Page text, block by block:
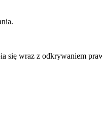
się wraz z odkrywaniem